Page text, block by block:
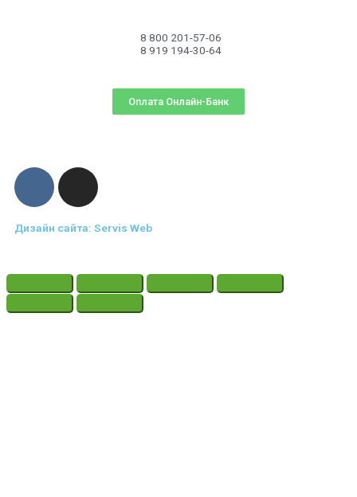
8 800 201-57-06
8 919 194-30-64
Оплата Онлайн-Банк
Дизайн сайта: Servis Web